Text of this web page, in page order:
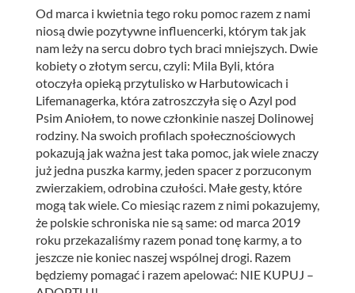
Od marca i kwietnia tego roku pomoc razem z nami
niosą dwie pozytywne influencerki, którym tak jak
nam leży na sercu dobro tych braci mniejszych. Dwie
kobiety o złotym sercu, czyli: Mila Byli, która
otoczyła opieką przytulisko w Harbutowicach i
Lifemanagerka, która zatroszczyła się o Azyl pod
Psim Aniołem, to nowe członkinie naszej Dolinowej
rodziny. Na swoich profilach społecznościowych
pokazują jak ważna jest taka pomoc, jak wiele znaczy
już jedna puszka karmy, jeden spacer z porzuconym
zwierzakiem, odrobina czułości. Małe gesty, które
mogą tak wiele. Co miesiąc razem z nimi pokazujemy,
że polskie schroniska nie są same: od marca 2019
roku przekazaliśmy razem ponad tonę karmy, a to
jeszcze nie koniec naszej wspólnej drogi. Razem
będziemy pomagać i razem apelować: NIE KUPUJ –